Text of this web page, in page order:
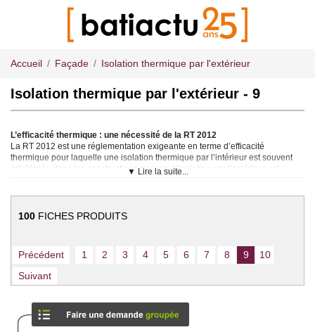
Accueil Façade Isolation thermique par l'extérieur
Isolation thermique par l'extérieur - 9
L’efficacité thermique : une nécessité de la RT 2012
La RT 2012 est une réglementation exigeante en terme d’efficacité
thermique pour laquelle une isolation thermique par l’intérieur est souvent
privilégiée dans les constructions neuves. L’isolation par l’extérieur est
Choisir les bons matériaux
surfaces, elle pourra passer par l’utilisation de mortier, d’enduit de parement
à base de résine, de silicate, d’enduit minéral, enduit étanche, etc. La pose
de bardage est également une solution performante pour préserver
l’efficacité thermique et contribue par ailleurs à embellir le bâtiment.
Placo mur, briques de structure, plaques de polystyrène apporteront un
confort thermique évident, de même que les panneaux d’isolation thermique
qui pourront être utilisés pour les parois comme les plafonds, toitures
▼ Lire la suite...
100 FICHES PRODUITS
Précédent 1 2 3 4 5 6 7 8 9
10
Suivant